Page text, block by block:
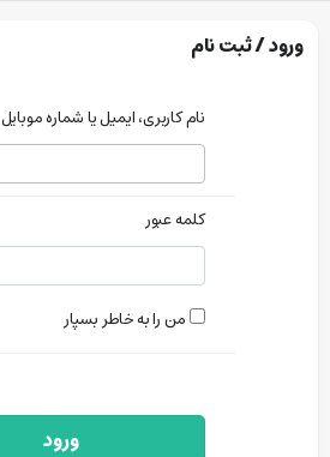
ورود / ثبت نام
نام کاربری، ایمیل یا شماره موبایل
کلمه عبور
من را به خاطر بسپار
ورود